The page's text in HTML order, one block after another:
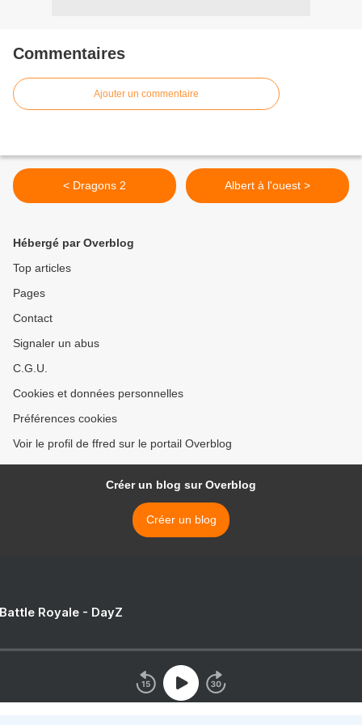
Commentaires
Ajouter un commentaire
< Dragons 2 Albert à l'ouest >
Hébergé par Overblog
Top articles
Pages
Contact
Signaler un abus
C.G.U.
Cookies et données personnelles
Préférences cookies
Voir le profil de ffred sur le portail Overblog
Créer un blog sur Overblog
Créer un blog
Royale - DayZ